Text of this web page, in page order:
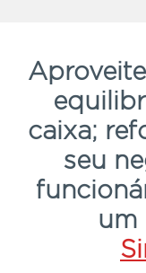
caixa;
seu
um